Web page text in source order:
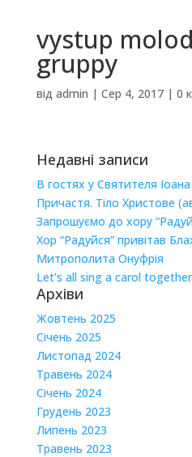
vystup
gruppy
від admin | Сер 4, 2017| 0
Недавні записи
В гостях у Святителя Іоана
Причастя. Тіло Христове
Запрошуємо до хору
Хор “Радуйся” привітав
Митрополита Онуфрія
Let’s all sing a carol
Архіви
Жовтень 2025
Січень 2025
Листопад 2024
Травень 2024
Січень 2024
Грудень 2023
Липень 2023
Травень 2023